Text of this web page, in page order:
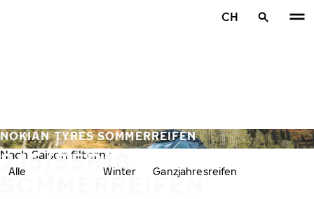
CH
215/55R18
SOMMERREIFEN
NOKIAN TYRES SOMMERREIFEN
Nach Saison filtern :
Alle Winter Ganzjahresreifen